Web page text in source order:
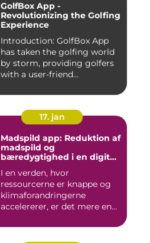
GolfBox App -
Revolutionizing the Golfing
Experience
Introduction: GolfBox App
has taken the golfing world
by storm, providing golfers
with a user-friend...
17. jan
Madspild app: Reduktion af
madspild og
bæredygtighed i en digital
I en verden, hvor
ressourcerne er knappe og
klimaforandringerne
accelererer, er det mere end